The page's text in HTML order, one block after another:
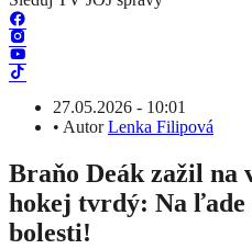
27.05.2026 - 10:01
• AutorLenka Filipová
Braňo Deák zažil na
hokej tvrdý: Na ľade
bolesti!